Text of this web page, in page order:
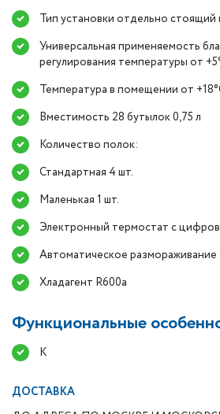
Тип установки отдельно стоящий
Универсальная применяемость
регулирования температуры от
Температура в помещении от
Вместимость 28 бутылок 0,75 л
Количество полок:
Стандартная 4 шт.
Маленькая 1 шт.
Электронный термостат с
Автоматическое размораживание
Хладагент R600a
Функциональные
К
ДОСТАВКА